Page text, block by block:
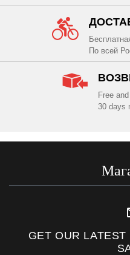
По всей
Free
30 days
GET OUR